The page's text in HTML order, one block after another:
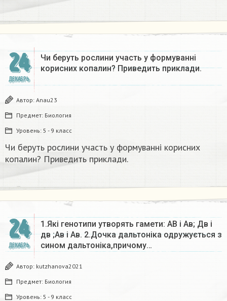
24
ДЕКАБРЬ
Чи беруть рослини участь у формуванні
корисних копалин? Приведить приклади.
Автор: Anau23
Предмет: Биология
Уровень: 5 - 9 класс
Чи беруть рослини участь у формуванні корисних
копалин? Приведить приклади.
24
ДЕКАБРЬ
1.Які генотипи утворять гамети: АВ і Ав; Дв і
дв ;Ав і Ав. 2.Дочка дальтоніка одружується з
сином дальтоніка,причому…
Автор: kutzhanova2021
Предмет: Биология
Уровень: 5 - 9 класс